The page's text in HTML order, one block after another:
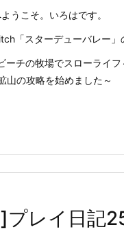
うこそ。いろはです。
「スターデューバレー」
ーチの牧場でスローライフ
山の攻略を始めました～
レイ日記